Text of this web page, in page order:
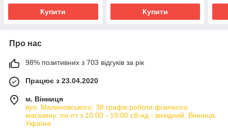
Купити Купити
Про нас
98% позитивних з 703 відгуків за рік
Працює з 23.04.2020
м. Вінниця
вул. Малиновського, 38 графік роботи фізичного
магазину: пн-пт з 10:00 - 19:00 сб-нд - вихідний, Вінниця,
Україна